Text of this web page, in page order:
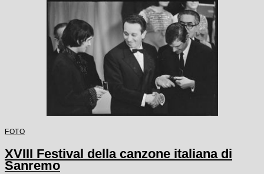
FOTO
XVIII Festival della canzone italiana di
Sanremo